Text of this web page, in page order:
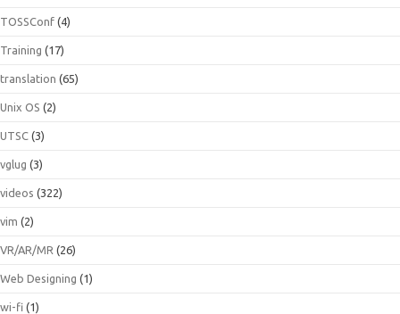
TOSSConf (4)
Training (17)
translation (65)
Unix OS (2)
UTSC (3)
vglug (3)
videos (322)
vim (2)
VR/AR/MR (26)
Web Designing (1)
wi-fi (1)